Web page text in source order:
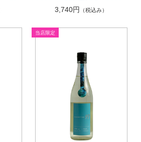
3,740円
（税込み）